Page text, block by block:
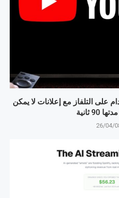
على التلفاز مع إعلانات لا يمكن
ثانية
26/04/